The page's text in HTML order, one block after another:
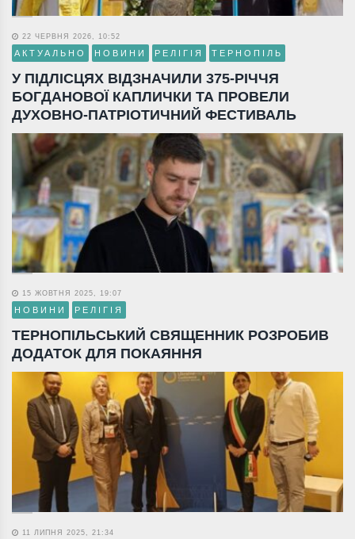
22 ЧЕРВНЯ 2026, 10:52
АКТУАЛЬНО НОВИНИ РЕЛІГІЯ ТЕРНОПІЛЬ
У ПІДЛІСЦЯХ ВІДЗНАЧИЛИ 375-РІЧЧЯ
БОГДАНОВОЇ КАПЛИЧКИ ТА ПРОВЕЛИ
ДУХОВНО-ПАТРІОТИЧНИЙ ФЕСТИВАЛЬ
15 ЖОВТНЯ 2025, 19:07
НОВИНИ РЕЛІГІЯ
ТЕРНОПІЛЬСЬКИЙ СВЯЩЕННИК РОЗРОБИВ
ДОДАТОК ДЛЯ ПОКАЯННЯ
11 ЛИПНЯ 2025, 21:34